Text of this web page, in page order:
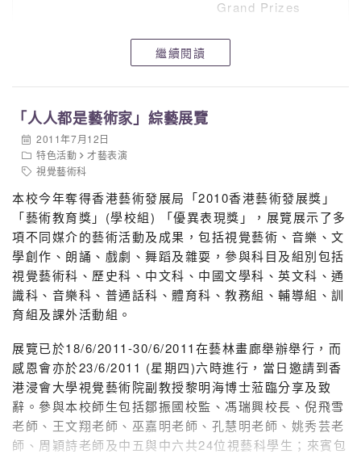
Grand Prizes
Honourable Mentions
學生組 Student Section
5E 麥銘恩
7A 林敏卿
優異獎
Honourable Mentions
4B 何嘉欣
優異獎
Honourable Mentions
4C 張淑妍
優異獎
5C 梁詠芯
優異獎
Honourable Mentions
( 兩 項 )
5E 麥泳儀
優異獎
Honourable Mentions
繼續閱讀
「人人都是藝術家」綜藝展覽
2011年7月12日
特色活動
才藝表演
視覺藝術科
本校今年奪得香港藝術發展局「2010香港藝術發展獎」
「藝術教育獎」(學校組) 「優異表現獎」，展覽展示了多
項不同媒介的藝術活動及成果，包括視覺藝術、音樂、文
學創作、朗誦、戲劇、舞蹈及雜耍，參與科目及組別包括
視覺藝術科、歷史科、中文科、中國文學科、英文科、通
識科、音樂科、普通話科、體育科、教務組、輔導組、訓
育組及課外活動組。
展覽已於18/6/2011-30/6/2011在藝林畫廊舉辦舉行，而
感恩會亦於23/6/2011 (星期四)六時進行，當日邀請到香
港浸會大學視覺藝術院副教授黎明海博士蒞臨分享及致
辭。參與本校師生包括鄒振國校監、馮瑞興校長、倪飛雪
老師、王文翔老師、巫嘉明老師、孔慧明老師、姚秀芸老
師、周穎詩老師及中五與中六共24位視藝科學生；來賓包